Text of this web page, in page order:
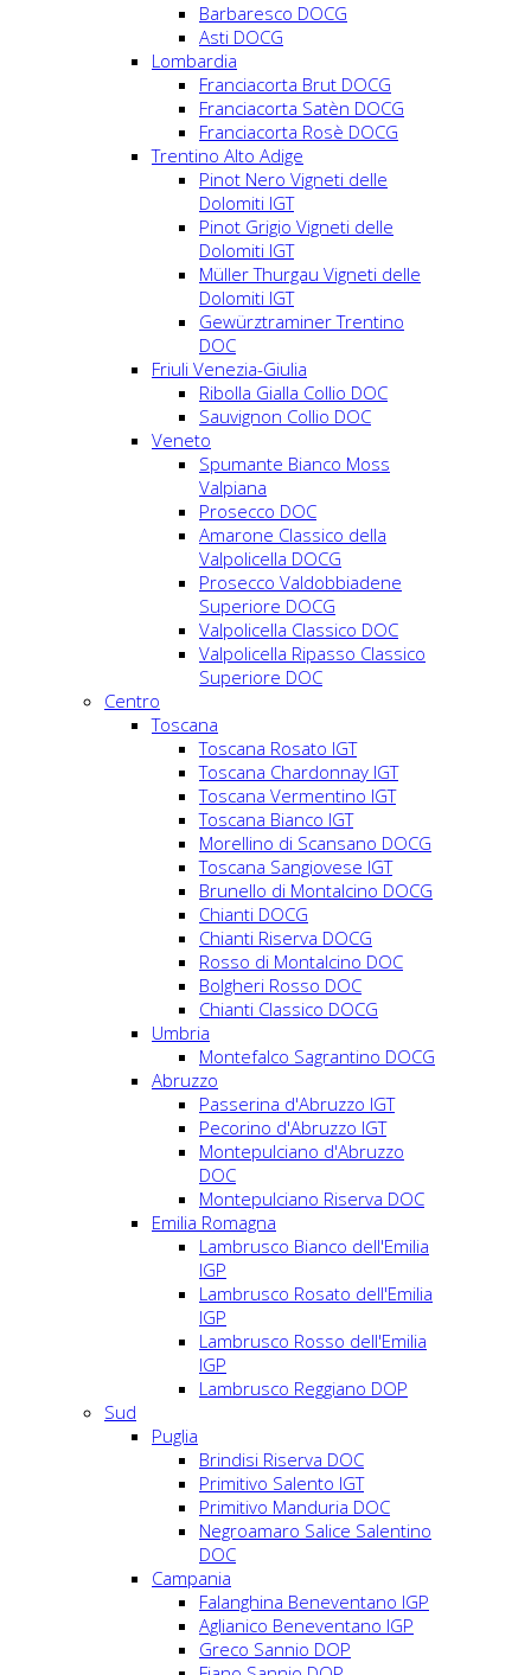
Barbaresco DOCG
Asti DOCG
Lombardia
Franciacorta Brut DOCG
Franciacorta Satèn DOCG
Franciacorta Rosè DOCG
Trentino Alto Adige
Pinot Nero Vigneti delle
Dolomiti IGT
Pinot Grigio Vigneti delle
Dolomiti IGT
Müller Thurgau Vigneti delle
Dolomiti IGT
Gewürztraminer Trentino
DOC
Friuli Venezia-Giulia
Ribolla Gialla Collio DOC
Sauvignon Collio DOC
Veneto
Spumante Bianco Moss
Valpiana
Prosecco DOC
Amarone Classico della
Valpolicella DOCG
Prosecco Valdobbiadene
Superiore DOCG
Valpolicella Classico DOC
Valpolicella Ripasso Classico
Superiore DOC
Centro
Toscana
Toscana Rosato IGT
Toscana Chardonnay IGT
Toscana Vermentino IGT
Toscana Bianco IGT
Morellino di Scansano DOCG
Toscana Sangiovese IGT
Brunello di Montalcino DOCG
Chianti DOCG
Chianti Riserva DOCG
Rosso di Montalcino DOC
Bolgheri Rosso DOC
Chianti Classico DOCG
Umbria
Montefalco Sagrantino DOCG
Abruzzo
Passerina d'Abruzzo IGT
Pecorino d'Abruzzo IGT
Montepulciano d'Abruzzo
DOC
Montepulciano Riserva DOC
Emilia Romagna
Lambrusco Bianco dell'Emilia
IGP
Lambrusco Rosato dell'Emilia
IGP
Lambrusco Rosso dell'Emilia
IGP
Lambrusco Reggiano DOP
Sud
Puglia
Brindisi Riserva DOC
Primitivo Salento IGT
Primitivo Manduria DOC
Negroamaro Salice Salentino
DOC
Campania
Falanghina Beneventano IGP
Aglianico Beneventano IGP
Greco Sannio DOP